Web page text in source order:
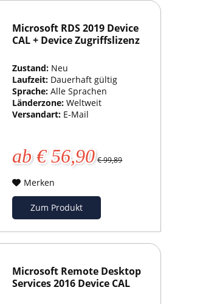
Microsoft RDS 2019 Device
CAL + Device Zugriffslizenz
Zustand: Neu
Laufzeit: Dauerhaft gültig
Sprache:Alle Sprachen
Länderzone:Weltweit
Versandart: E-Mail
ab € 56,90 € 99,89
Merken
Zum Produkt
Microsoft Remote Desktop
Services 2016 Device CAL